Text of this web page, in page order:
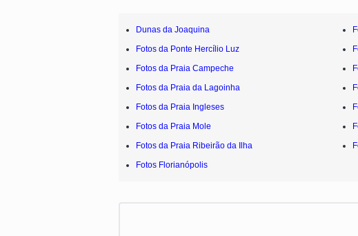
Dunas da Joaquina
Fotos da Ponte Hercílio Luz
Fotos da Praia Campeche
Fotos da Praia da Lagoinha
Fotos da Praia Ingleses
Fotos da Praia Mole
Fotos da Praia Ribeirão da Ilha
Fotos Florianópolis